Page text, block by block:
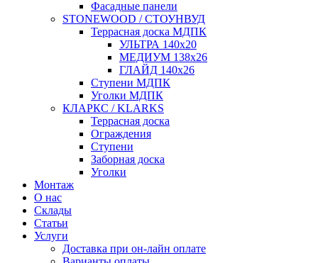
Фасадные панели
STONEWOOD / СТОУНВУД
Террасная доска МДПК
УЛЬТРА 140x20
МЕДИУМ 138x26
ГЛАЙД 140x26
Ступени МДПК
Уголки МДПК
КЛАРКС / KLARKS
Террасная доска
Ограждения
Ступени
Заборная доска
Уголки
Монтаж
О нас
Склады
Статьи
Услуги
Доставка при он-лайн оплате